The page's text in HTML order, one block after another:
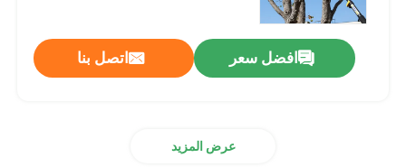
افضل سعر اتصل بنا
عرض المزيد